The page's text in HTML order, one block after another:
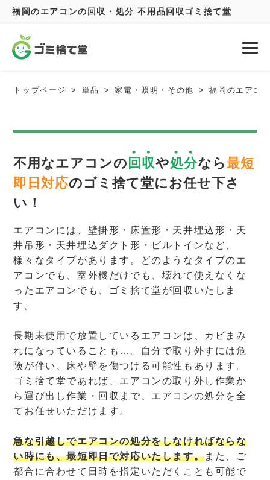
福岡のエアコンの回収・処分 不用品回収ゴミ捨て堂
トップページ 単品 家電・照明・その他 福岡のエアコ
不用なエアコンの 回収や処分なら最短
即日対応のゴミ捨て堂にお任せ下さ
い！
エアコンには、壁掛形・床置形・天井埋込形・天
井吊形・天井埋込ダクト形・ビルトインなど、
様々なタイプがあります。どのようなタイプのエ
アコンでも、室外機だけでも、壊れて使えなくな
ったエアコンでも、ゴミ捨て堂が回収いたしま
す。
長期未使用で放置しているエアコンは、カビまみ
れになっていることも…。自分で取り外すには危
険が伴い、床や壁を傷つける可能性もあります。
ゴミ捨て堂であれば、エアコンの取り外し作業か
ら運び出し作業・回収まで、エアコンの処分を全
てお任せいただけます。
急な引越しでエアコンの処分をしなければならな
い時にも、最短即日で対応いたします。また、ご
都合に合わせて日時を指定いただくことも可能で